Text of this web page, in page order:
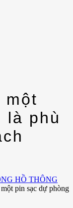
một
là phù
HỒ THÔNG
pin sạc dự phòng